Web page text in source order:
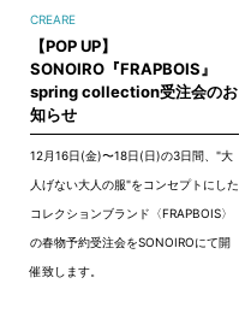
CREARE
【POP UP】
SONOIRO『FRAPBOIS』
spring collection受注会のお
知らせ
12月16日(金)〜18日(日)の3日間、"大
人げない大人の服"をコンセプトにした
コレクションブランド〈FRAPBOIS〉
の春物予約受注会をSONOIROにて開
催致します。